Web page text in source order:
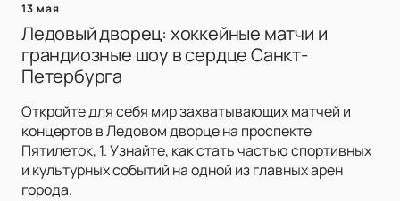
13 мая
Ледовый дворец: хоккейные матчи и
грандиозные шоу в сердце Санкт-
Петербурга
Откройте для себя мир захватывающих матчей и
концертов в Ледовом дворце на проспекте
Пятилеток, 1. Узнайте, как стать частью спортивных
и культурных событий на одной из главных арен
города.